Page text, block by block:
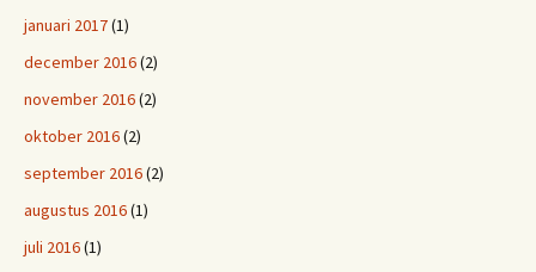
januari 2017(1)
december 2016(2)
november 2016(2)
oktober 2016(2)
september 2016(2)
augustus 2016(1)
juli 2016(1)